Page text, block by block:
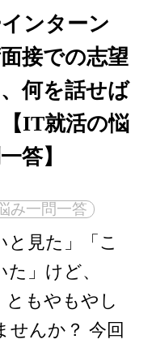
ンターン
接での志望
何を話せば
IT就活の悩
答】
み一問一答
と見た」「こ
」けど、
ともやもやし
せんか？ 今回